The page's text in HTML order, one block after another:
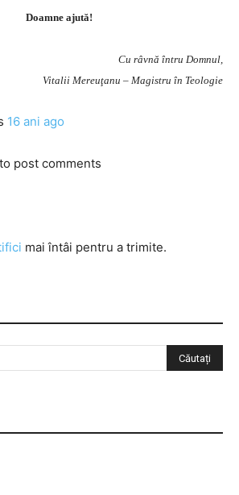
Doamne ajută!
Cu râvnă întru Domnul,
Vitalii Mereuţanu – Magistru în Teologie
16 ani ago
to post comments
mai întâi pentru a trimite.